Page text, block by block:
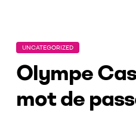
UNCATEGORIZED
Olympe
mot de